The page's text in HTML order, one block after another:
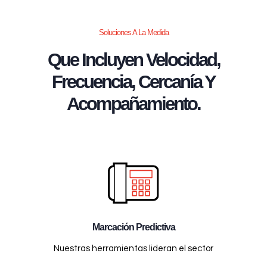
Soluciones A La Medida
Que Incluyen Velocidad,
Frecuencia, Cercanía Y
Acompañamiento.
Marcación Predictiva
Nuestras herramientas lideran el sector